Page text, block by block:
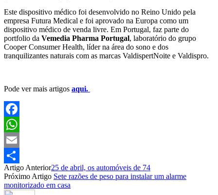
Este dispositivo médico foi desenvolvido no Reino Unido pela
empresa Futura Medical e foi aprovado na Europa como um
dispositivo médico de venda livre. Em Portugal, faz parte do
portfolio da Vemedia Pharma Portugal, laboratório do grupo
Cooper Consumer Health, líder na área do sono e dos
tranquilizantes naturais com as marcas ValdispertNoite e Valdispro.
Pode ver mais artigos aqui.
Facebook
WhatsApp
Email
Partilhar
Artigo Anterior25 de abril, os automóveis de 74
Próximo Artigo Sete razões de peso para instalar um alarme
monitorizado em casa